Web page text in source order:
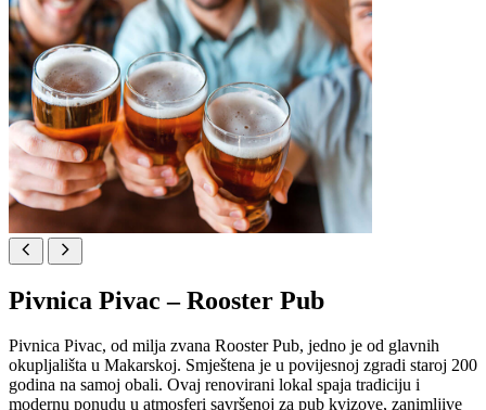
Pivnica Pivac – Rooster Pub
Pivnica Pivac, od milja zvana Rooster Pub, jedno je od glavnih
okupljališta u Makarskoj. Smještena je u povijesnoj zgradi staroj 200
godina na samoj obali. Ovaj renovirani lokal spaja tradiciju i
modernu ponudu u atmosferi savršenoj za pub kvizove, zanimljive